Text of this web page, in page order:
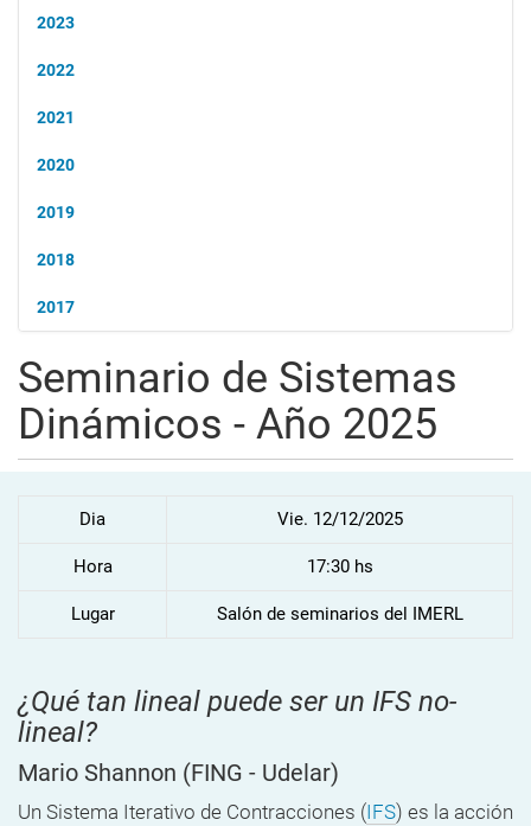
2023
2022
2021
2020
2019
2018
2017
Seminario de Sistemas
Dinámicos - Año 2025
Dia Vie. 12/12/2025
Hora 17:30 hs
Lugar Salón de seminarios del IMERL
¿Qué tan lineal puede ser un IFS no-
lineal?
Mario Shannon (FING - Udelar)
Un Sistema Iterativo de Contracciones (IFS) es la acción